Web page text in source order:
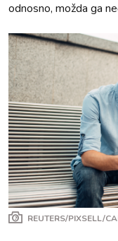
odnosno, možda ga
REUTERS/PIXSELL/